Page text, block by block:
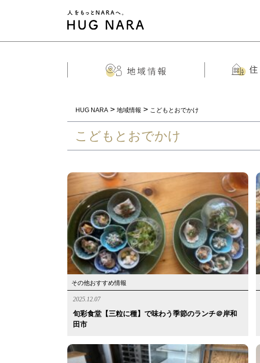
HUG NARA > 地域情報 > こどもとおでかけ
こどもとおでかけ
その他おすすめ情報
2025.12.07
旬彩食堂【三粒に種】で味わう季節のランチ＠岸和
田市